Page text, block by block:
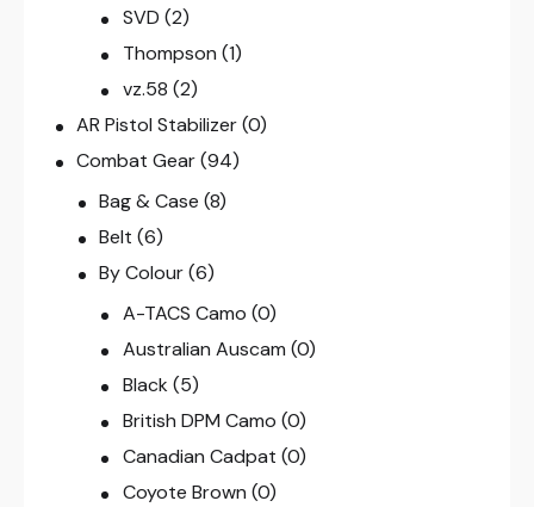
SVD (2)
Thompson (1)
vz.58 (2)
AR Pistol Stabilizer(0)
Combat Gear(94)
Bag & Case (8)
Belt (6)
By Colour (6)
A-TACS Camo (0)
Australian Auscam (0)
Black (5)
British DPM Camo (0)
Canadian Cadpat (0)
Coyote Brown (0)